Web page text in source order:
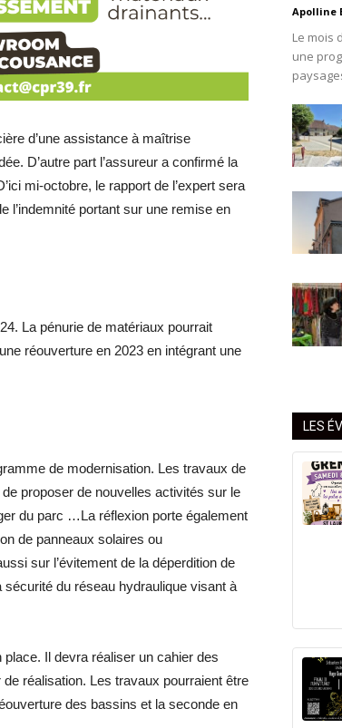
d’une assistance à maîtrise
D’autre part l’assureur a confirmé la
mi-octobre, le rapport de l’expert sera
l’indemnité portant sur une remise en
La pénurie de matériaux pourrait
réouverture en 2023 en intégrant une
de modernisation. Les travaux de
proposer de nouvelles activités sur le
du parc …La réflexion porte également
de panneaux solaires ou
sur l’évitement de la déperdition de
du réseau hydraulique visant à
Il devra réaliser un cahier des
réalisation. Les travaux pourraient être
des bassins et la seconde en
Apolline
Le mois
une
LES